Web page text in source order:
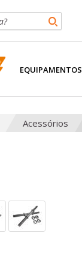
EQUIPAMENTOS
Acessórios